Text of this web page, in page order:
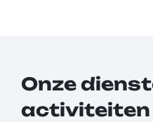
Onze
activiteiten